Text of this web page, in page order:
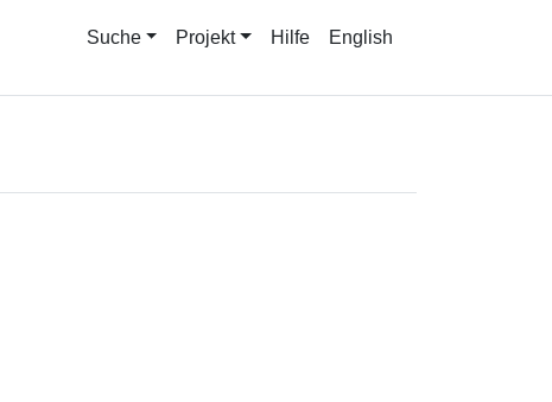
Suche Projekt Hilfe English